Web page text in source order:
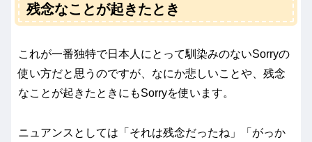
残念なことが起きたとき
これが一番独特で日本人にとって馴染みのないSorryの
使い方だと思うのですが、なにか悲しいことや、残念
なことが起きたときにもSorryを使います。
ニュアンスとしては「それは残念だったね」「がっか